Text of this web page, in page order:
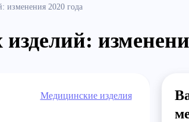
изменения 2020 года
Медицинские изделия